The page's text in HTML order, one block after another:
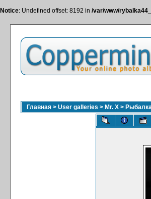
Notice: Undefined offset: 8192 in /var/www/
Главная > User galleries > Mr. X >